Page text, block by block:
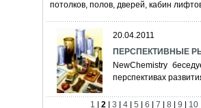
потолков, полов, дверей, кабин
20.04.2011
ПЕРСПЕКТИВНЫЕ
NewChemistry
перспективах
1 |2 |3 |4 |5 |6 |7 |8 |9 10